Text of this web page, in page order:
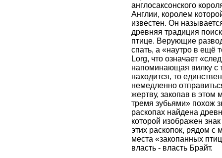
англосаксонского
Англии, королем
известен. Он
древняя традиция
птице. Верующие
спать, а «наутро в ещё
Lorg, что означает
напоминающая вилку с
находится, то
немедленно
жертву, закопав в этом
тремя зубьями» похож
раскопах найдена
которой изображен
этих раскопок, рядом с
места «закопанных
власть - власть Брайт.